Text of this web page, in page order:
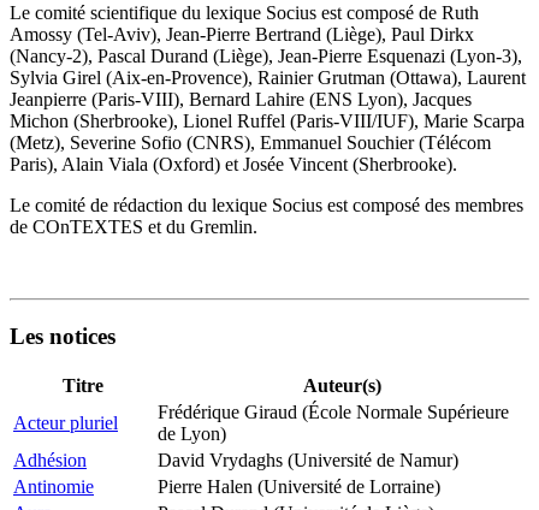
Le comité scientifique du lexique Socius est composé de Ruth
Amossy (Tel-Aviv), Jean-Pierre Bertrand (Liège), Paul Dirkx
(Nancy-2), Pascal Durand (Liège), Jean-Pierre Esquenazi (Lyon-3),
Sylvia Girel (Aix-en-Provence), Rainier Grutman (Ottawa), Laurent
Jeanpierre (Paris-VIII), Bernard Lahire (ENS Lyon), Jacques
Michon (Sherbrooke), Lionel Ruffel (Paris-VIII/IUF), Marie Scarpa
(Metz), Severine Sofio (CNRS), Emmanuel Souchier (Télécom
Paris), Alain Viala (Oxford) et Josée Vincent (Sherbrooke).
Le comité de rédaction du lexique Socius est composé des membres
de COnTEXTES et du Gremlin.
Les notices
Titre
Auteur(s)
Acteur pluriel
Frédérique Giraud (École Normale Supérieure
de Lyon)
Adhésion
David Vrydaghs (Université de Namur)
Antinomie
Pierre Halen (Université de Lorraine)